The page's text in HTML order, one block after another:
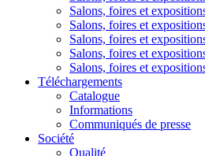
Salons, foires et
Salons, foires et
Salons, foires et
Salons, foires et
Salons, foires et
Téléchargements
Catalogue
Informations
Communiqués de presse
Société
Qualité